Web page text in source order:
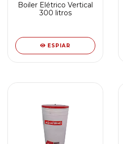
Boiler Elétrico Vertical
300 litros
ESPIAR